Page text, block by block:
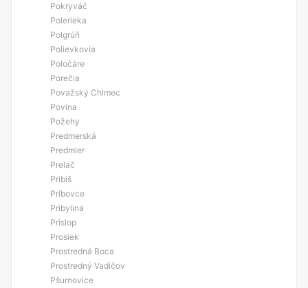
Pokryváč
Polerieka
Polgrúň
Polievkovia
Poločáre
Porečia
Považský Chlmec
Povina
Požehy
Predmerská
Predmier
Prelač
Pribiš
Príbovce
Pribylina
Prislop
Prosiek
Prostredná Boca
Prostredný Vadičov
Pšurnovice